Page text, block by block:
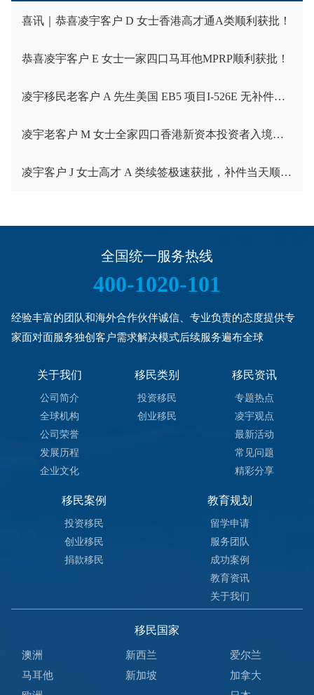
喜讯｜恭喜凌宇客户 D 女士香港高才通A类顺利获批！
恭喜凌宇客户 E 女士一家四口马耳他MPRP顺利获批！
凌宇移民老客户 A 先生美国 EB5 项目I-526E 无补件直接获批！
凌宇老客户 M 女士全家四口香港新资本投资者入境计划成功获批！卡点保住子女受养人资格，复杂资产一次性通关
凌宇客户 J 女士高才 A 类续签极速获批，补件当天顺利拿下香港续签！
全国统一服务热线
400-1020-101
经验丰富的团队和海外合作伙伴诚信、专业负责的态度提供专
家面对面服务独创客户需求解决模式后续服务遍布全球
关于我们
公司简介
全球机构
公司荣誉
发展历程
企业文化
移民类别
投资移民
创业移民
移民资讯
专题热点
凌宇观点
最新活动
常见问题
精彩分享
移民案例
投资移民
创业移民
捐款移民
教育规划
留学申请
服务团队
成功案例
教育资讯
关于我们
移民国家
澳洲 新西兰
爱尔兰
马耳他
新加坡
加拿大